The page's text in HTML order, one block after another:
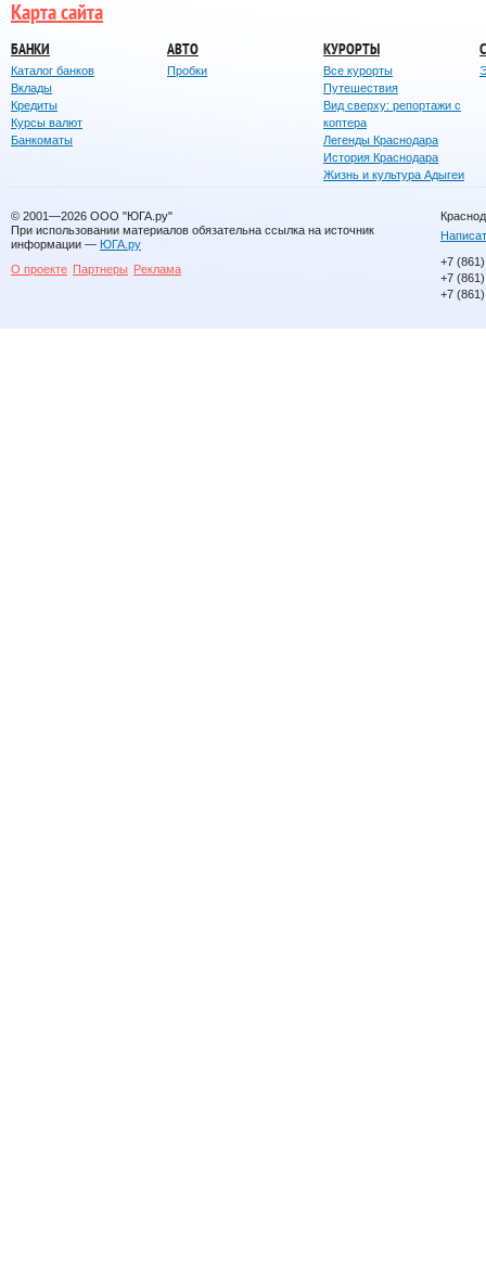
Карта сайта
БАНКИ
Каталог банков
Вклады
Кредиты
Курсы валют
Банкоматы
АВТО
Пробки
КУРОРТЫ
Все курорты
Путешествия
Вид сверху: репортажи с
коптера
Легенды Краснодара
История Краснодара
Жизнь и культура Адыгеи
© 2001—2026 ООО "ЮГА.ру"
При использовании материалов обязательна ссылка на источник
информации — ЮГА.ру
О проекте Партнеры Реклама
+7
+7
+7